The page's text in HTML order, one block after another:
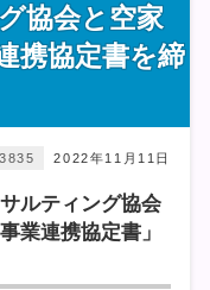
協会と空家
携協定書を締
2022年11月11日
ルティング協会
業連携協定書」